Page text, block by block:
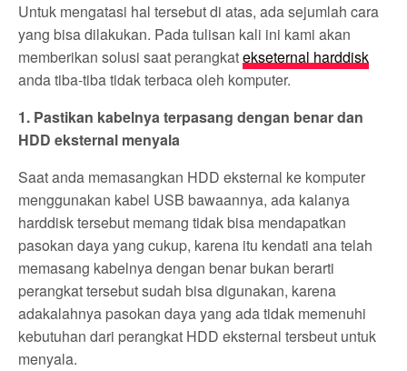
Untuk mengatasi hal tersebut di atas, ada sejumlah cara
yang bisa dilakukan. Pada tulisan kali ini kami akan
memberikan solusi saat perangkatekseternal harddisk
anda tiba-tiba tidak terbaca oleh komputer.
1. Pastikan kabelnya terpasang dengan benar dan
HDD eksternal menyala
Saat anda memasangkan HDD eksternal ke komputer
menggunakan kabel USB bawaannya, ada kalanya
harddisk tersebut memang tidak bisa mendapatkan
pasokan daya yang cukup, karena itu kendati ana telah
memasang kabelnya dengan benar bukan berarti
perangkat tersebut sudah bisa digunakan, karena
adakalahnya pasokan daya yang ada tidak memenuhi
kebutuhan dari perangkat HDD eksternal tersbeut untuk
menyala.